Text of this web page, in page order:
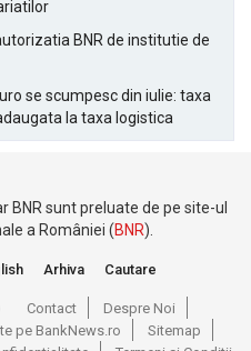
BNR de institutie de
se scumpesc din iulie: taxa
la taxa logistica
BNR sunt preluate de pe site-ul
a României (BNR).
Arhiva Cautare
Contact
Despre Noi
pe BankNews.ro
Sitemap